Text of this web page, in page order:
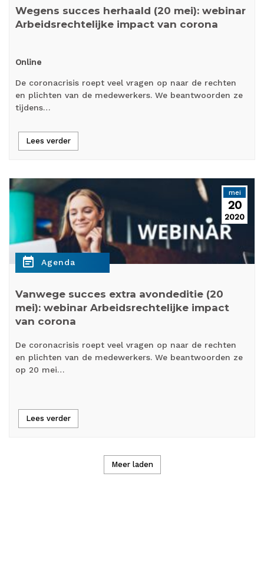
Wegens succes herhaald (20 mei): webinar
Arbeidsrechtelijke impact van corona
Online
De coronacrisis roept veel vragen op naar de rechten
en plichten van de medewerkers. We beantwoorden ze
tijdens…
Lees verder
mei
20
2020
event_note Agenda
Vanwege succes extra avondeditie (20
mei): webinar Arbeidsrechtelijke impact
van corona
De coronacrisis roept veel vragen op naar de rechten
en plichten van de medewerkers. We beantwoorden ze
op 20 mei…
Lees verder
Meer laden